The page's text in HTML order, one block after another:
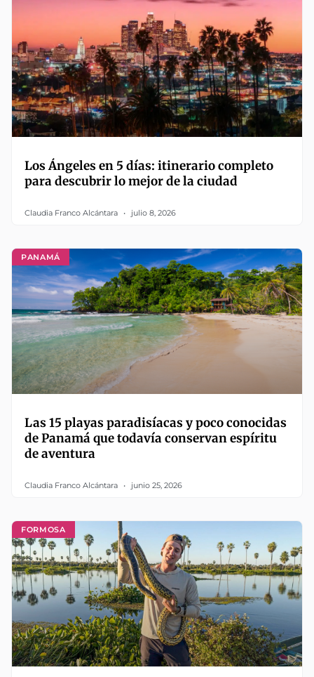
Los Ángeles en 5 días: itinerario completo
para descubrir lo mejor de la ciudad
Claudia Franco Alcántara julio 8, 2026
PANAMÁ
Las 15 playas paradisíacas y poco conocidas
de Panamá que todavía conservan espíritu
de aventura
Claudia Franco Alcántara junio 25, 2026
FORMOSA